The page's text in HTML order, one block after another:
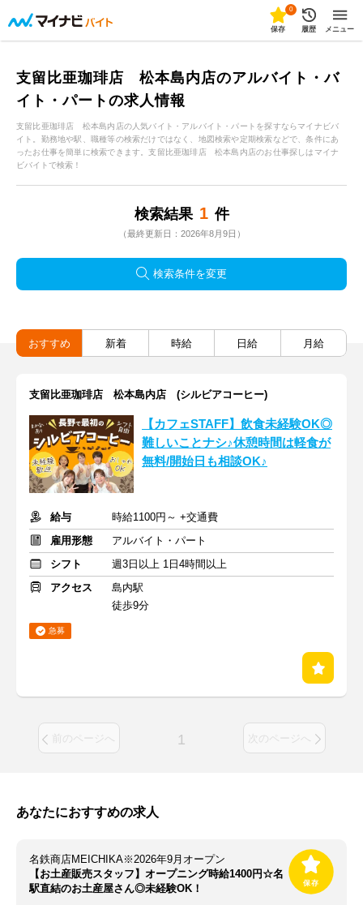
0
保存 履歴 メニュー
支留比亜珈琲店 松本島内店のアルバイト・バ
イト・パートの求人情報
支留比亜珈琲店 松本島内店の人気バイト・アルバイト・パートを探すならマイナビバ
イト。勤務地や駅、職種等の検索だけではなく、地図検索や定期検索などで、条件にあ
ったお仕事を簡単に検索できます。支留比亜珈琲店 松本島内店のお仕事探しはマイナ
ビバイトで検索！
検索結果 1 件
（最終更新日：2026年8月9日）
検索条件を変更
おすすめ 新着 時給 日給 月給
支留比亜珈琲店 松本島内店 (シルビアコーヒー)
【カフェSTAFF】飲食未経験OK◎
難しいことナシ♪休憩時間は軽食が
無料/開始日も相談OK♪
給与
時給1100円～ +交通費
雇用形態
アルバイト・パート
シフト
週3日以上 1日4時間以上
アクセス
島内駅
徒歩9分
急募
前のページへ 1 次のページへ
あなたにおすすめの求人
名鉄商店MEICHIKA※2026年9月オープン
【お土産販売スタッフ】オープニング時給1400円☆名
駅直結のお土産屋さん◎未経験OK！